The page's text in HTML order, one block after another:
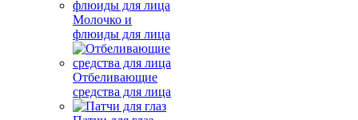
Молочко и
флюиды для лица
Отбеливающие
средства для лица